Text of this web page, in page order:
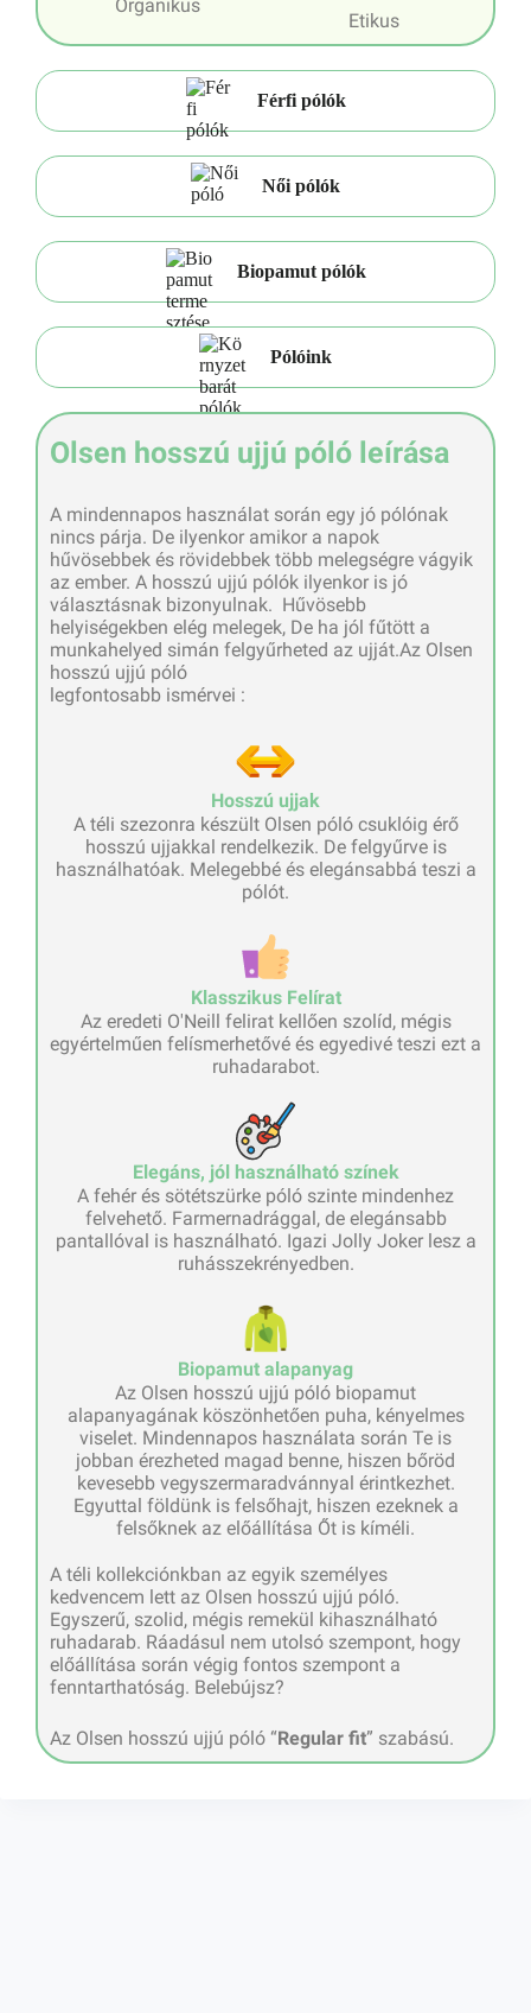
Organikus
Etikus
Férfi pólók
Női pólók
Biopamut pólók
Pólóink
Olsen hosszú ujjú póló leírása
A mindennapos használat során egy jó pólónak
nincs párja. De ilyenkor amikor a napok
hűvösebbek és rövidebbek több melegségre vágyik
az ember. A hosszú ujjú pólók ilyenkor is jó
választásnak bizonyulnak. Hűvösebb
helyiségekben elég melegek, De ha jól fűtött a
munkahelyed simán felgyűrheted az ujját.Az Olsen
hosszú ujjú póló
legfontosabb ismérvei :
Hosszú ujjak
A téli szezonra készült Olsen póló csuklóig érő
hosszú ujjakkal rendelkezik. De felgyűrve is
használhatóak. Melegebbé és elegánsabbá teszi a
pólót.
Klasszikus Felírat
Az eredeti O'Neill felirat kellően szolíd, mégis
egyértelműen felísmerhetővé és egyedivé teszi ezt a
ruhadarabot.
Elegáns, jól használható színek
A fehér és sötétszürke póló szinte mindenhez
felvehető. Farmernadrággal, de elegánsabb
pantallóval is használható. Igazi Jolly Joker lesz a
ruhásszekrényedben.
Biopamut alapanyag
Az Olsen hosszú ujjú póló biopamut
alapanyagának köszönhetően puha, kényelmes
viselet. Mindennapos használata során Te is
jobban érezheted magad benne, hiszen bőröd
kevesebb vegyszermaradvánnyal érintkezhet.
Egyuttal földünk is felsőhajt, hiszen ezeknek a
felsőknek az előállítása Őt is kíméli.
A téli kollekciónkban az egyik személyes
kedvencem lett az Olsen hosszú ujjú póló.
Egyszerű, szolid, mégis remekül kihasználható
ruhadarab. Ráadásul nem utolsó szempont, hogy
előállítása során végig fontos szempont a
fenntarthatóság. Belebújsz?
Az Olsen hosszú ujjú póló “Regular fit” szabású.